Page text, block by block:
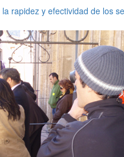
rapidez y efectividad de los